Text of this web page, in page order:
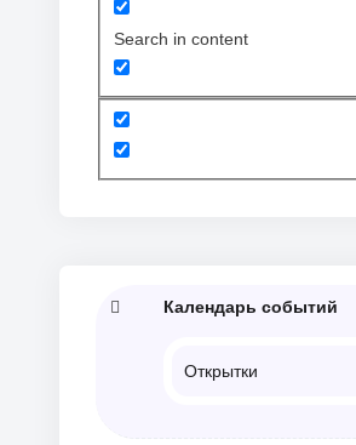
Search in content
Календарь событий
Открытки